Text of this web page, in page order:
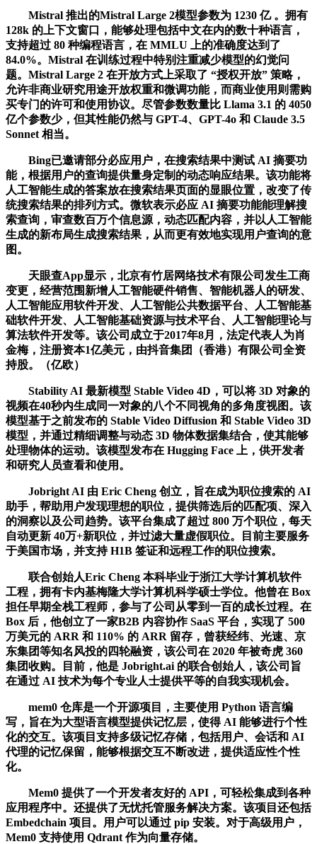
Mistral 推出的Mistral Large 2模型参数为 1230 亿 。拥有
128k 的上下文窗口，能够处理包括中文在内的数十种语言，
支持超过 80 种编程语言，在 MMLU 上的准确度达到了
84.0%。Mistral 在训练过程中特别注重减少模型的幻觉问
题。Mistral Large 2 在开放方式上采取了 “授权开放” 策略，
允许非商业研究用途开放权重和微调功能，而商业使用则需购
买专门的许可和使用协议。尽管参数数量比 Llama 3.1 的 4050
亿个参数少，但其性能仍然与 GPT-4、GPT-4o 和 Claude 3.5
Sonnet 相当。
Bing已邀请部分必应用户，在搜索结果中测试 AI 摘要功
能，根据用户的查询提供量身定制的动态响应结果。该功能将
人工智能生成的答案放在搜索结果页面的显眼位置，改变了传
统搜索结果的排列方式。微软表示必应 AI 摘要功能能理解搜
索查询，审查数百万个信息源，动态匹配内容，并以人工智能
生成的新布局生成搜索结果，从而更有效地实现用户查询的意
图。
天眼查App显示，北京有竹居网络技术有限公司发生工商
变更，经营范围新增人工智能硬件销售、智能机器人的研发、
人工智能应用软件开发、人工智能公共数据平台、人工智能基
础软件开发、人工智能基础资源与技术平台、人工智能理论与
算法软件开发等。该公司成立于2017年8月，法定代表人为肖
金梅，注册资本1亿美元，由抖音集团（香港）有限公司全资
持股。（亿欧）
Stability AI 最新模型 Stable Video 4D，可以将 3D 对象的
视频在40秒内生成同一对象的八个不同视角的多角度视图。该
模型基于之前发布的 Stable Video Diffusion 和 Stable Video 3D
模型，并通过精细调整与动态 3D 物体数据集结合，使其能够
处理物体的运动。该模型发布在 Hugging Face 上，供开发者
和研究人员查看和使用。
Jobright AI 由 Eric Cheng 创立，旨在成为职位搜索的 AI
助手，帮助用户发现理想的职位，提供筛选后的匹配项、深入
的洞察以及公司趋势。该平台集成了超过 800 万个职位，每天
自动更新 40万+新职位，并过滤大量虚假职位。目前主要服务
于美国市场，并支持 H1B 签证和远程工作的职位搜索。
联合创始人Eric Cheng 本科毕业于浙江大学计算机软件
工程，拥有卡内基梅隆大学计算机科学硕士学位。他曾在 Box
担任早期全栈工程师，参与了公司从零到一百的成长过程。在
Box 后，他创立了一家B2B 内容协作 SaaS 平台，实现了 500
万美元的 ARR 和 110% 的 ARR 留存，曾获经纬、光速、京
东集团等知名风投的四轮融资，该公司在 2020 年被奇虎 360
集团收购。目前，他是 Jobright.ai 的联合创始人，该公司旨
在通过 AI 技术为每个专业人士提供平等的自我实现机会。
mem0 仓库是一个开源项目，主要使用 Python 语言编
写，旨在为大型语言模型提供记忆层，使得 AI 能够进行个性
化的交互。该项目支持多级记忆存储，包括用户、会话和 AI
代理的记忆保留，能够根据交互不断改进，提供适应性个性
化。
Mem0 提供了一个开发者友好的 API，可轻松集成到各种
应用程序中。还提供了无忧托管服务解决方案。该项目还包括
Embedchain 项目。用户可以通过 pip 安装。对于高级用户，
Mem0 支持使用 Qdrant 作为向量存储。